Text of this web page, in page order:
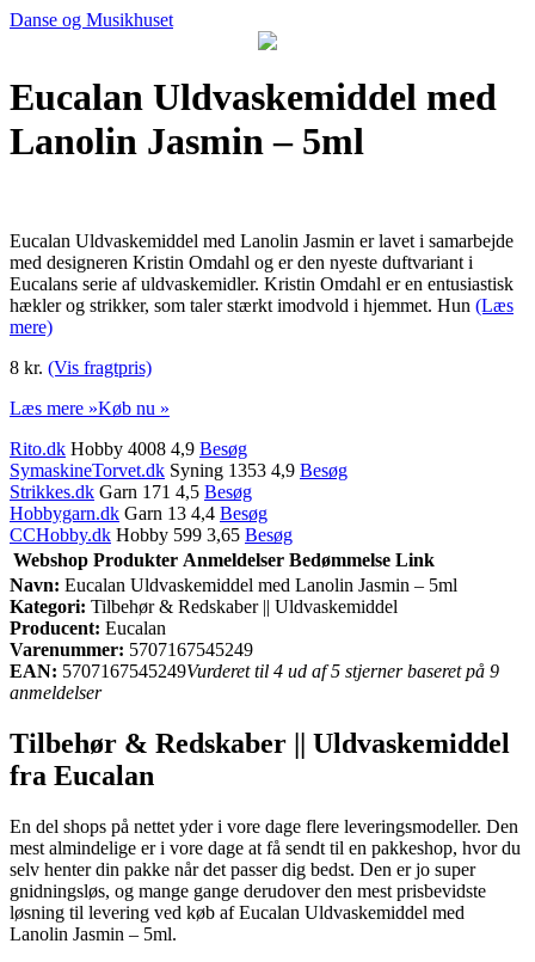
Danse og Musikhuset
Eucalan Uldvaskemiddel med
Lanolin Jasmin – 5ml
Eucalan Uldvaskemiddel med Lanolin Jasmin er lavet i samarbejde
med designeren Kristin Omdahl og er den nyeste duftvariant i
Eucalans serie af uldvaskemidler. Kristin Omdahl er en entusiastisk
hækler og strikker, som taler stærkt imodvold i hjemmet. Hun (Læs
mere)
8 kr. (Vis fragtpris)
Læs mere »Køb nu »
Rito.dk Hobby 4008 4,9 Besøg
SymaskineTorvet.dk Syning 1353 4,9 Besøg
Strikkes.dk Garn 171 4,5 Besøg
Hobbygarn.dk Garn 13 4,4 Besøg
CCHobby.dk Hobby 599 3,65 Besøg
Webshop Produkter Anmeldelser Bedømmelse Link
Navn: Eucalan Uldvaskemiddel med Lanolin Jasmin – 5ml
Kategori: Tilbehør & Redskaber || Uldvaskemiddel
Producent: Eucalan
Varenummer: 5707167545249
EAN: 5707167545249Vurderet til 4 ud af 5 stjerner baseret på 9
anmeldelser
Tilbehør & Redskaber || Uldvaskemiddel
fra Eucalan
En del shops på nettet yder i vore dage flere leveringsmodeller. Den
mest almindelige er i vore dage at få sendt til en pakkeshop, hvor du
selv henter din pakke når det passer dig bedst. Den er jo super
gnidningsløs, og mange gange derudover den mest prisbevidste
løsning til levering ved køb af Eucalan Uldvaskemiddel med
Lanolin Jasmin – 5ml.